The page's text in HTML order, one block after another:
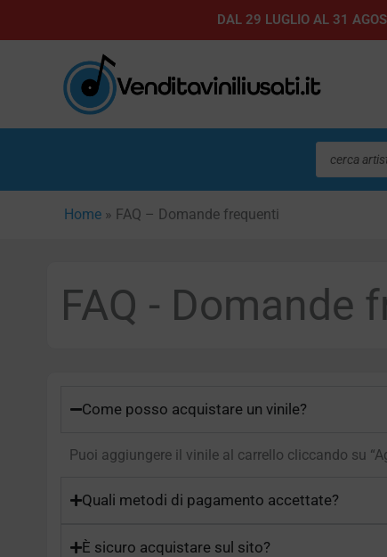
al
DAL 29 LUGLIO AL 31
Ricerca
prodotti
Home » FAQ – Domande frequenti
FAQ - Domande
Come posso acquistare un vinile?
Puoi aggiungere il vinile al carrello cliccando su
Quali metodi di pagamento accettate?
È sicuro acquistare sul sito?